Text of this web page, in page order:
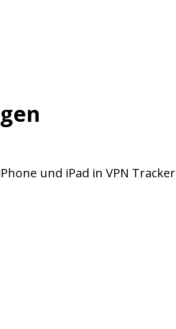
und iPad in VPN Tracker